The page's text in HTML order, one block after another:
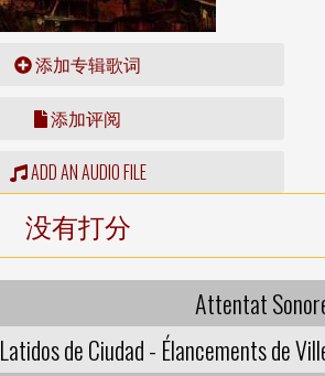
添加专辑歌词
添加评阅
ADD AN AUDIO FILE
没有打分
Attentat
Latidos de Ciudad - Élancements de